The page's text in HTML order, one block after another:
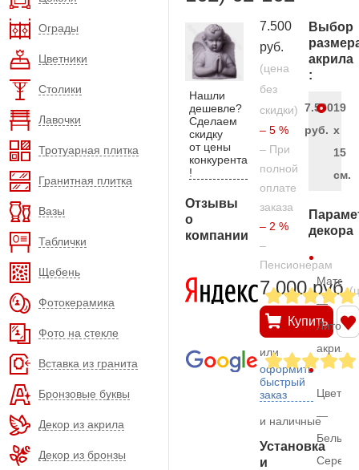
Ограды
Цветники
Столики
Лавочки
Тротуарная плитка
Гранитная плитка
Вазы
Таблички
Щебень
Фотокерамика
Фото на стекле
Вставка из гранита
Бронзовые буквы
Декор из акрила
Декор из бронзы
Нашли
дешевле?
Сделаем
скидку
от цены
конкурента
!
Отзывы
о
компании
7.500
руб.
(цена
без
скидки)
– 5 %
– При
полной
оплате
заказа
– 2 %
–
Пенсионерам
7.000 руб.
Купить
или
оформить
быстрый
заказ
и наличные
Установка
и
Выбор
акрила
:
7.500
руб.
19
х
15
см.
декора
—
Литой
акрил
Цвет
—
Белый,